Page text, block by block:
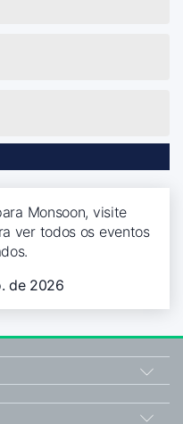
Monsoon, visite
ver todos os eventos
de 2026